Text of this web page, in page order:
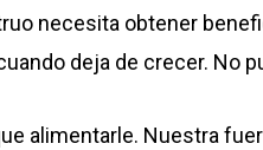
necesita obtener
deja de crecer. No
alimentarle. Nuestra